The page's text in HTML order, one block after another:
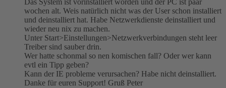
Das System ist vorinstalliert worden und der PC ist paar
wochen alt. Weis natürlich nicht was der User schon installiert
und deinstalliert hat. Habe Netzwerkdienste deinstalliert und
wieder neu nix zu machen.
Unter Start>Einstellungen>Netzwerkverbindungen steht leer
Treiber sind sauber drin.
Wer hatte schonmal so nen komischen fall? Oder wer kann
evtl ein Tipp geben?
Kann der IE probleme verursachen? Habe nicht deinstalliert.
Danke für euren Support! Gruß Peter